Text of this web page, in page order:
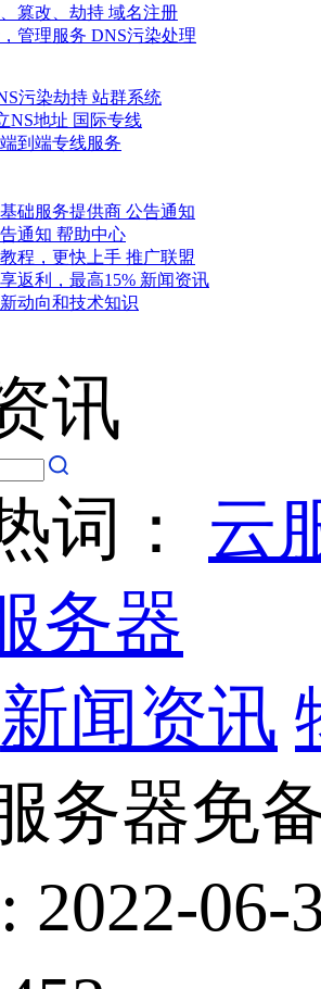
篡改、劫持 域名注册
管理服务 DNS污染处理
污染劫持 站群系统
NS地址 国际专线
到端专线服务
础服务提供商 公告通知
通知 帮助中心
程，更快上手 推广联盟
返利，最高15% 新闻资讯
动向和技术知识
讯
词： 云
务器
新闻资讯
务器免
2022-06-